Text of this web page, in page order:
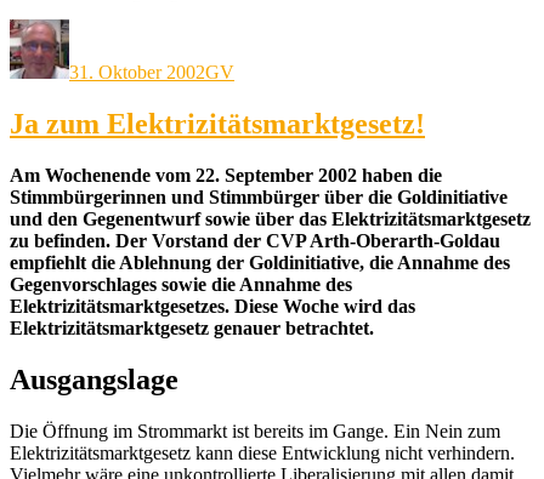
Autor
Veröffentlicht
am
31. Oktober 2002GV
Ja zum Elektrizitätsmarktgesetz!
Am Wochenende vom 22. September 2002 haben die
Stimmbürgerinnen und Stimmbürger über die Goldinitiative
und den Gegenentwurf sowie über das Elektrizitätsmarktgesetz
zu befinden. Der Vorstand der CVP Arth-Oberarth-Goldau
empfiehlt die Ablehnung der Goldinitiative, die Annahme des
Gegenvorschlages sowie die Annahme des
Elektrizitätsmarktgesetzes. Diese Woche wird das
Elektrizitätsmarktgesetz genauer betrachtet.
Ausgangslage
Die Öffnung im Strommarkt ist bereits im Gange. Ein Nein zum
Elektrizitätsmarktgesetz kann diese Entwicklung nicht verhindern.
Vielmehr wäre eine unkontrollierte Liberalisierung mit allen damit